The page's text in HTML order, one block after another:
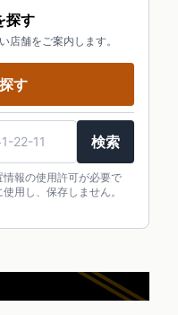
探す
店舗をご案内します。
す
検索
報の使用許可が必要で
用し、保存しません。